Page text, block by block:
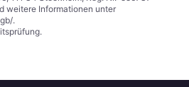
weitere Informationen unter
.